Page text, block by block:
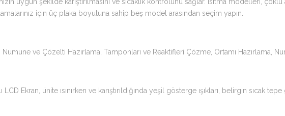
için üç plaka boyutuna sahip beş model arasından seçim yapın.
ve Çözelti Hazırlama, Tamponları ve Reaktifleri Çözme, Ortamı Hazırlama,
LCD Ekran, ünite ısınırken ve karıştırıldığında yeşil gösterge ışıkları, belirgin sıcak